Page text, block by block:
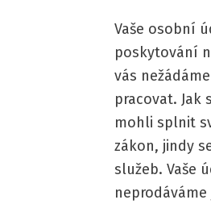
Vaše osobní
poskytování
vás
pracovat. Jak
mohli splnit
zákon, jindy
služeb. Vaše